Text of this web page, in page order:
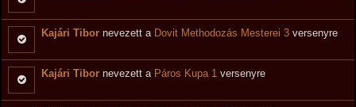
Kajári Tibor nevezett a Dovit Methodozás Mesterei 3 versenyre
Kajári Tibor nevezett a Páros Kupa 1 versenyre